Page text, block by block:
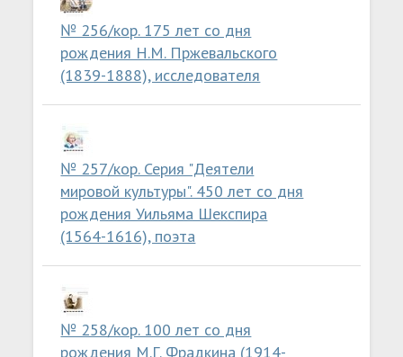
№ 256/кор. 175 лет со дня
рождения Н.М. Пржевальского
(1839-1888), исследователя
№ 257/кор. Серия "Деятели
мировой культуры". 450 лет со дня
рождения Уильяма Шекспира
(1564-1616), поэта
№ 258/кор. 100 лет со дня
рождения М.Г. Фрадкина (1914-